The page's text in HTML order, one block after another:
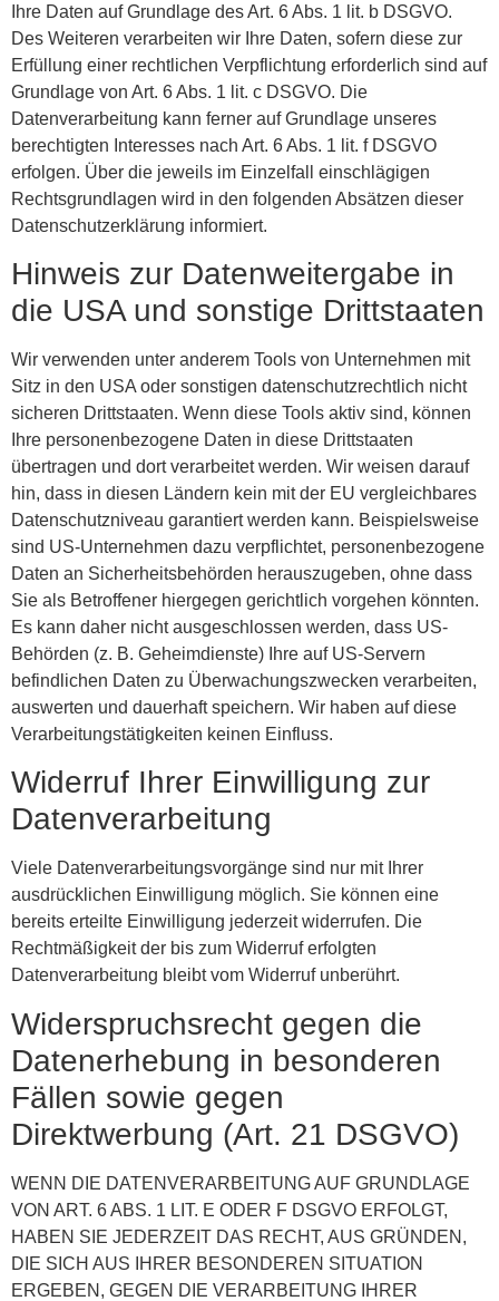
Ihre Daten auf Grundlage des Art. 6 Abs. 1 lit. b DSGVO.
Des Weiteren verarbeiten wir Ihre Daten, sofern diese zur
Erfüllung einer rechtlichen Verpflichtung erforderlich sind auf
Grundlage von Art. 6 Abs. 1 lit. c DSGVO. Die
Datenverarbeitung kann ferner auf Grundlage unseres
berechtigten Interesses nach Art. 6 Abs. 1 lit. f DSGVO
erfolgen. Über die jeweils im Einzelfall einschlägigen
Rechtsgrundlagen wird in den folgenden Absätzen dieser
Datenschutzerklärung informiert.
Hinweis zur Datenweitergabe in
die USA und sonstige Drittstaaten
Wir verwenden unter anderem Tools von Unternehmen mit
Sitz in den USA oder sonstigen datenschutzrechtlich nicht
sicheren Drittstaaten. Wenn diese Tools aktiv sind, können
Ihre personenbezogene Daten in diese Drittstaaten
übertragen und dort verarbeitet werden. Wir weisen darauf
hin, dass in diesen Ländern kein mit der EU vergleichbares
Datenschutzniveau garantiert werden kann. Beispielsweise
sind US-Unternehmen dazu verpflichtet, personenbezogene
Daten an Sicherheitsbehörden herauszugeben, ohne dass
Sie als Betroffener hiergegen gerichtlich vorgehen könnten.
Es kann daher nicht ausgeschlossen werden, dass US-
Behörden (z. B. Geheimdienste) Ihre auf US-Servern
befindlichen Daten zu Überwachungszwecken verarbeiten,
auswerten und dauerhaft speichern. Wir haben auf diese
Verarbeitungstätigkeiten keinen Einfluss.
Widerruf Ihrer Einwilligung zur
Datenverarbeitung
Viele Datenverarbeitungsvorgänge sind nur mit Ihrer
ausdrücklichen Einwilligung möglich. Sie können eine
bereits erteilte Einwilligung jederzeit widerrufen. Die
Rechtmäßigkeit der bis zum Widerruf erfolgten
Datenverarbeitung bleibt vom Widerruf unberührt.
Widerspruchsrecht gegen die
Datenerhebung in besonderen
Fällen sowie gegen
Direktwerbung (Art. 21 DSGVO)
WENN DIE DATENVERARBEITUNG AUF GRUNDLAGE
VON ART. 6 ABS. 1 LIT. E ODER F DSGVO ERFOLGT,
HABEN SIE JEDERZEIT DAS RECHT, AUS GRÜNDEN,
DIE SICH AUS IHRER BESONDEREN SITUATION
ERGEBEN, GEGEN DIE VERARBEITUNG IHRER